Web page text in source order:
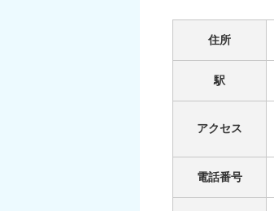
住所
駅
アクセス
電話番号